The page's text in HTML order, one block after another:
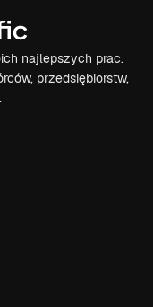
najlepszych prac.
przedsiębiorstw,